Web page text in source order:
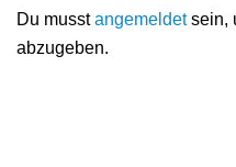
Du musstangemeldetsein,
abzugeben.